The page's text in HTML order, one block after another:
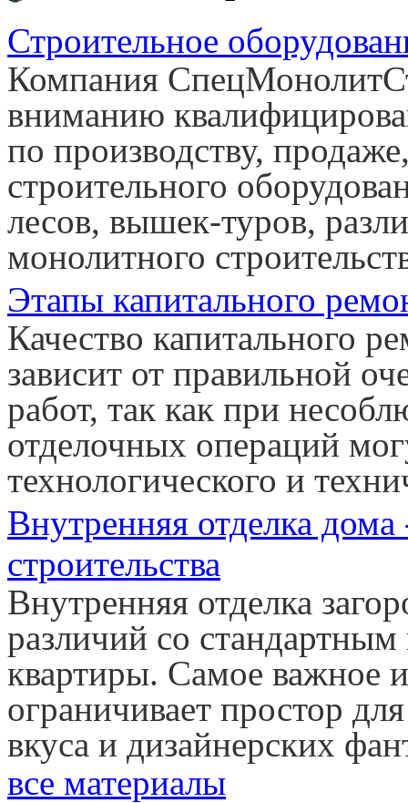
Строительное
Компания
вниманию
по производству,
строительного
лесов, вышек-туров,
монолитного
Этапы капитального
Качество капитального
зависит от правильной
работ, так как при
отделочных операций
технологического и
Внутренняя отделка
строительства
Внутренняя отделка
различий со
квартиры. Самое важное
ограничивает простор
вкуса и дизайнерских
все материалы